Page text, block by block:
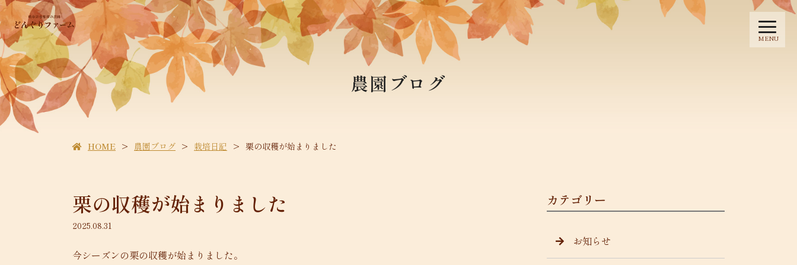
MENU
農園ブログ
HOME 農園ブログ 栽培日記 栗の収穫が始まりました
栗の収穫が始まりました
2025.08.31
今シーズンの栗の収穫が始まりました。
カテゴリー
お知らせ